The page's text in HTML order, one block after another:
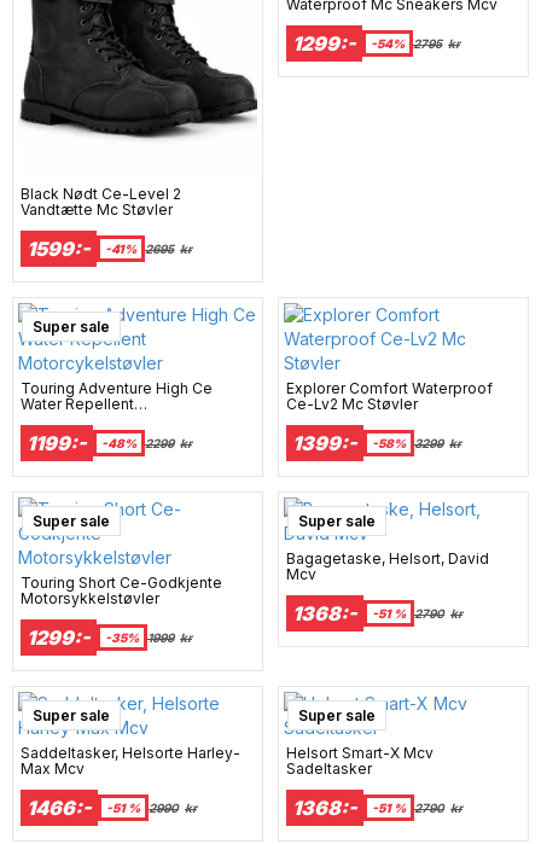
Black Nødt Ce-Level 2
Vandtætte Mc Støvler
1599:- -41% 2695 kr
Waterproof Mc Sneakers Mcv
1299:- -54% 2795 kr
Super sale
Touring Adventure High Ce
Water Repellent
1199:- -48% 2299 kr
Explorer Comfort Waterproof
Ce-Lv2 Mc Støvler
1399:- -58% 3299 kr
Super sale
Touring Short Ce-Godkjente
Motorsykkelstøvler
1299:- -35% 1999 kr
Super sale
Bagagetaske, Helsort, David
Mcv
1368:- -51 % 2790 kr
Super sale
Saddeltasker, Helsorte Harley-
Max Mcv
1466:- -51 % 2990 kr
Super sale
Helsort Smart-X Mcv
Sadeltasker
1368:- -51 % 2790 kr